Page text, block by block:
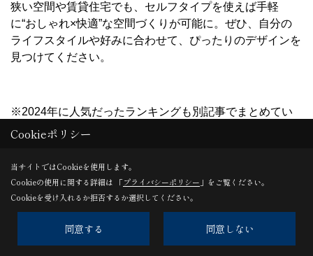
狭い空間や賃貸住宅でも、セルフタイプを使えば手軽
に“おしゃれ×快適”な空間づくりが可能に。ぜひ、自分の
ライフスタイルや好みに合わせて、ぴったりのデザインを
見つけてください。
※2024年に人気だったランキングも別記事でまとめてい
ます。
由と空間別おすすめ
空間別写真集 ｜エコカラット施工例はコチラ▼ ▽
▼
Cookieポリシー
当サイトではCookieを使用します。
Cookieの使用に関する詳細は 「プライバシーポリシー 」をご覧ください。
Cookieを受け入れるか拒否するか選択してください。
同意する 同意しない